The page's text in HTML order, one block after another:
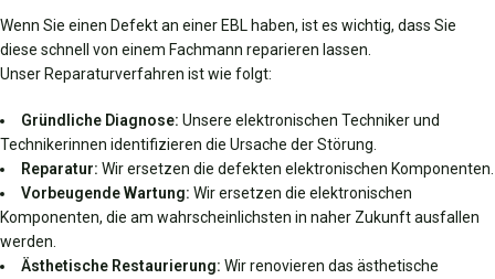
Wenn Sie einen Defekt an einer EBL haben, ist es wichtig, dass Sie
diese schnell von einem Fachmann reparieren lassen.
Unser Reparaturverfahren ist wie folgt:
Gründliche Diagnose: Unsere elektronischen Techniker und
Technikerinnen identifizieren die Ursache der Störung.
Reparatur: Wir ersetzen die defekten elektronischen Komponenten.
Vorbeugende Wartung: Wir ersetzen die elektronischen
Komponenten, die am wahrscheinlichsten in naher Zukunft ausfallen
werden.
Ästhetische Restaurierung: Wir renovieren das ästhetische